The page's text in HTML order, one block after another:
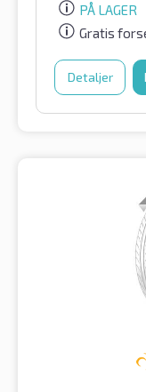
PÅ LAGER
Gratis
Detaljer